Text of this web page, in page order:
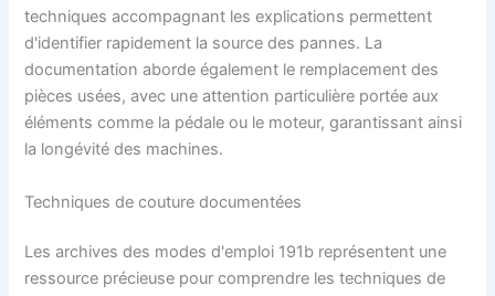
techniques accompagnant les explications permettent
d'identifier rapidement la source des pannes. La
documentation aborde également le remplacement des
pièces usées, avec une attention particulière portée aux
éléments comme la pédale ou le moteur, garantissant ainsi
la longévité des machines.
Techniques de couture documentées
Les archives des modes d'emploi 191b représentent une
ressource précieuse pour comprendre les techniques de